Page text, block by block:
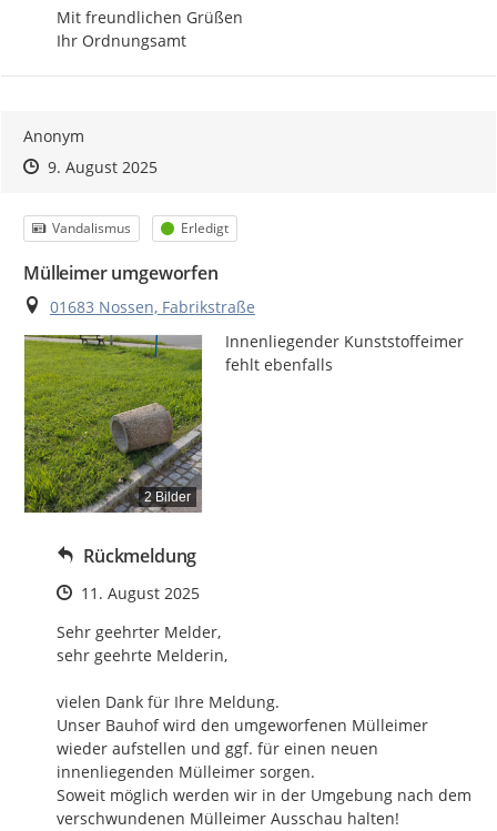
Mit freundlichen Grüßen
Ihr Ordnungsamt
Anonym
Zeitpunkt des Erstellens
Zeitpunkt des Erstellens
9. August 2025Zur Äußerung
Kategorie
Vandalismus Status
Erledigt
Mülleimer umgeworfen
Ort
01683 Nossen, Fabrikstraße
2 Bilder
Innenliegender Kunststoffeimer
fehlt ebenfalls
Rückmeldung
Zeitpunkt des Erstellens
11. August 2025
Sehr geehrter Melder,
sehr geehrte Melderin,
vielen Dank für Ihre Meldung.
Unser Bauhof wird den umgeworfenen Mülleimer
wieder aufstellen und ggf. für einen neuen
innenliegenden Mülleimer sorgen.
Soweit möglich werden wir in der Umgebung nach dem
verschwundenen Mülleimer Ausschau halten!